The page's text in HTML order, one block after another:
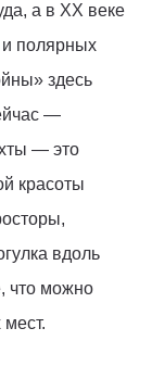
а в XX веке
и полярных
здесь
—
— это
красоты
вдоль
что можно
мест.